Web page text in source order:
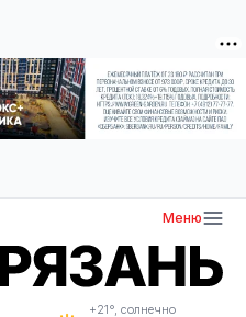
Меню
+21°, солнечно